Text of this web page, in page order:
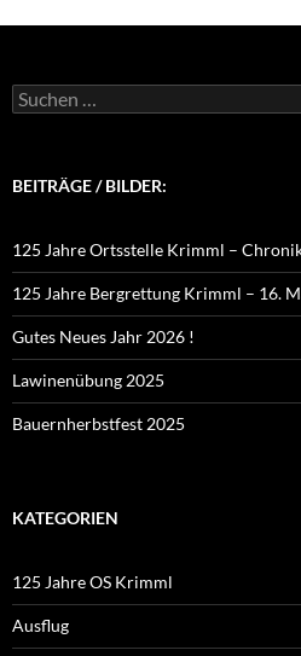
Suchen
nach:
BEITRÄGE / BILDER:
125 Jahre Ortsstelle Krimml –
125 Jahre Bergrettung Krimml – 16.
Gutes Neues Jahr 2026 !
Lawinenübung 2025
Bauernherbstfest 2025
KATEGORIEN
125 Jahre OS Krimml
Ausflug